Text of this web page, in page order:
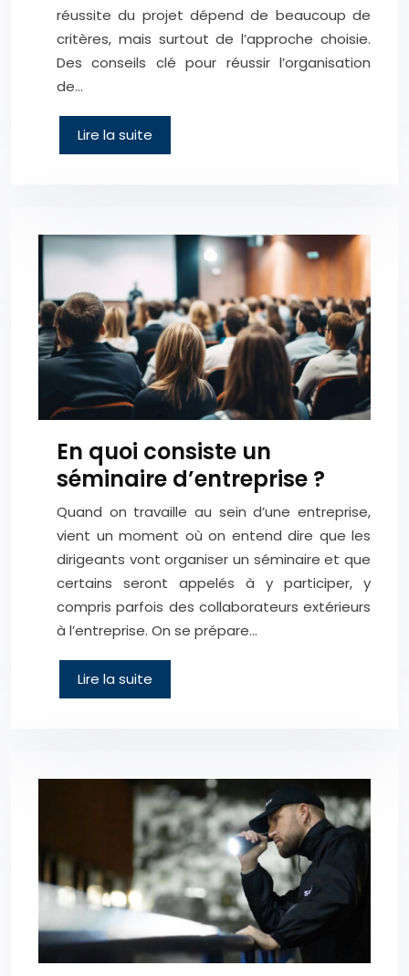
réussite du projet dépend de beaucoup de
critères, mais surtout de l’approche choisie.
Des conseils clé pour réussir l’organisation
de…
Lire la suite
En quoi consiste un
séminaire d’entreprise ?
Quand on travaille au sein d’une entreprise,
vient un moment où on entend dire que les
dirigeants vont organiser un séminaire et que
certains seront appelés à y participer, y
compris parfois des collaborateurs extérieurs
à l’entreprise. On se prépare…
Lire la suite